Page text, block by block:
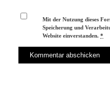
Mit der Nutzung dieses
Speicherung und
Website einverstanden.*